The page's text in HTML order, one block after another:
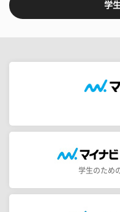
学
学生のため